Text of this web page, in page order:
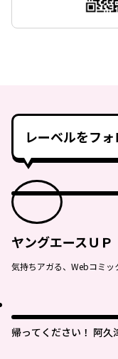
レーベルをフォ
ヤングエースＵＰ
気持ちアガる、Webコミッ
帰ってください！ 阿久